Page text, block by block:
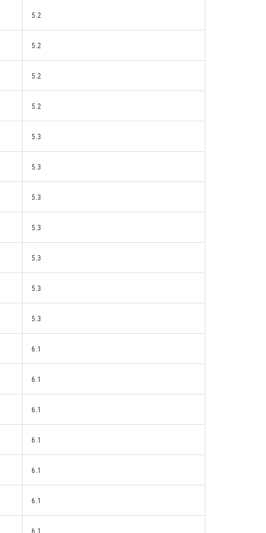
5.2
5.2
5.2
5.2
5.3
5.3
5.3
5.3
5.3
5.3
5.3
6.1
6.1
6.1
6.1
6.1
6.1
6.1